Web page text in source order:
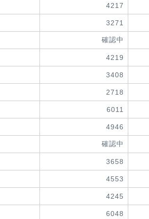
4217
3271
確認中
4219
3408
2718
6011
4946
確認中
3658
4553
4245
6048